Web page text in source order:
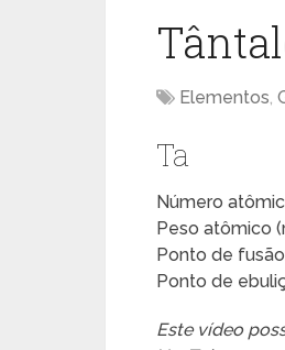
Elementos,
Ta
Número
Peso atômico
Ponto de
Ponto de
Este vídeo